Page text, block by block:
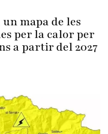
mapa de les
per la calor per
a partir del 2027